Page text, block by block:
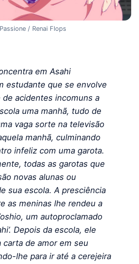
/ Renai Flops
em Asahi
estudante que se envolve
de acidentes incomuns a
uma manhã, tudo de
vaga sorte na televisão
manhã, culminando
infeliz com uma garota.
todas as garotas que
novas alunas ou
sua escola. A presciência
as meninas lhe rendeu a
um autoproclamado
Depois da escola, ele
carta de amor em seu
lhe para ir até a cerejeira